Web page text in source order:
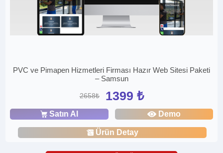
PVC ve Pimapen Hizmetleri Firması Hazır Web Sitesi Paketi
– Samsun
2658₺ 1399 ₺
Satın Al Demo
Ürün Detay